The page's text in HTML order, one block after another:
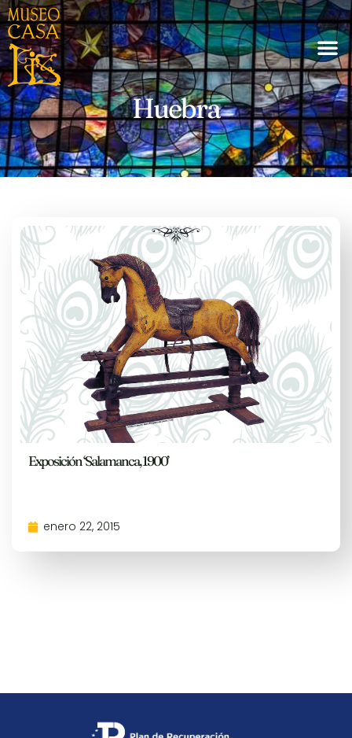
Huebra
Exposición ‘Salamanca, 1900’
enero 22, 2015